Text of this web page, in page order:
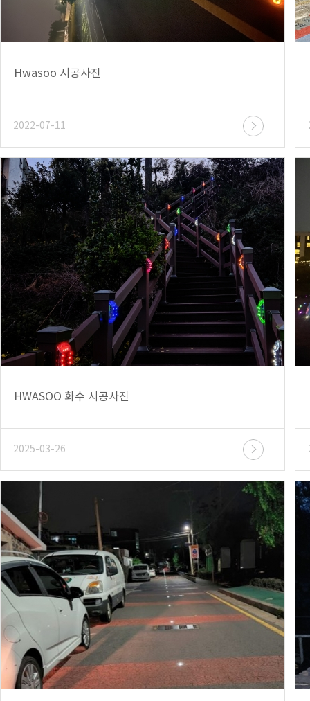
Hwasoo 시공사진
2022-07-11
HWASOO 화수 시공사진
2025-03-26